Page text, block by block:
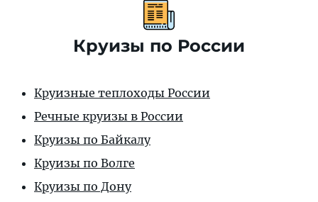
Круизы по России
Круизные теплоходы России
Речные круизы в России
Круизы по Байкалу
Круизы по Волге
Круизы по Дону